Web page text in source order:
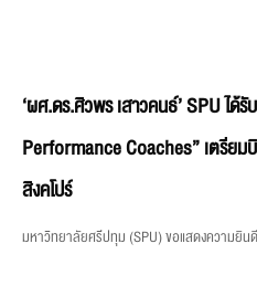
‘ผศ.ดร.ศิวพร เสาวคนธ์’ SPU ได้
Performance Coaches” เตรีย
สิงคโปร์
มหาวิทยาลัยศรีปทุม (SPU) ขอแสดงความยิ